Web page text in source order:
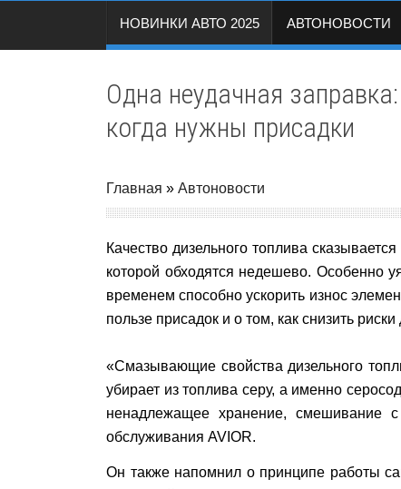
НОВИНКИ АВТО 2025 АВТОНОВОСТИ
Одна неудачная
когда нужны присадки
Главная » Автоновости
Качество дизельного топлива
которой обходятся недешево. Особенно
временем способно ускорить износ
пользе присадок и о том, как снизить
«Смазывающие свойства дизельного
убирает из топлива серу, а именно
ненадлежащее хранение, смешивание
обслуживания AVIOR.
Он также напомнил о принципе работы